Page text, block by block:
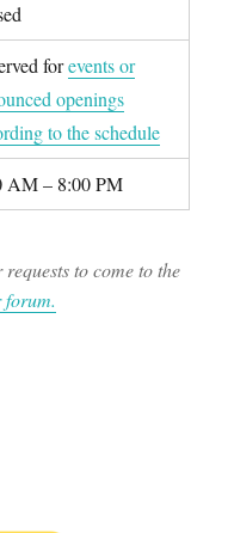
forevents or
openings
to the schedule
AM – 8:00 PM
to come to the
forum.